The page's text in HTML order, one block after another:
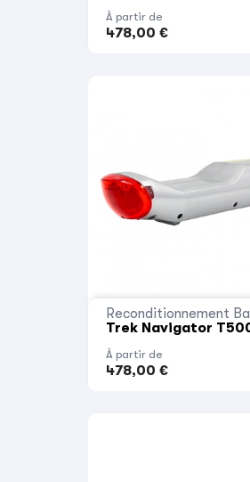
À partir de
478,00 €
Reconditionnement
Trek Navigator
À partir de
478,00 €